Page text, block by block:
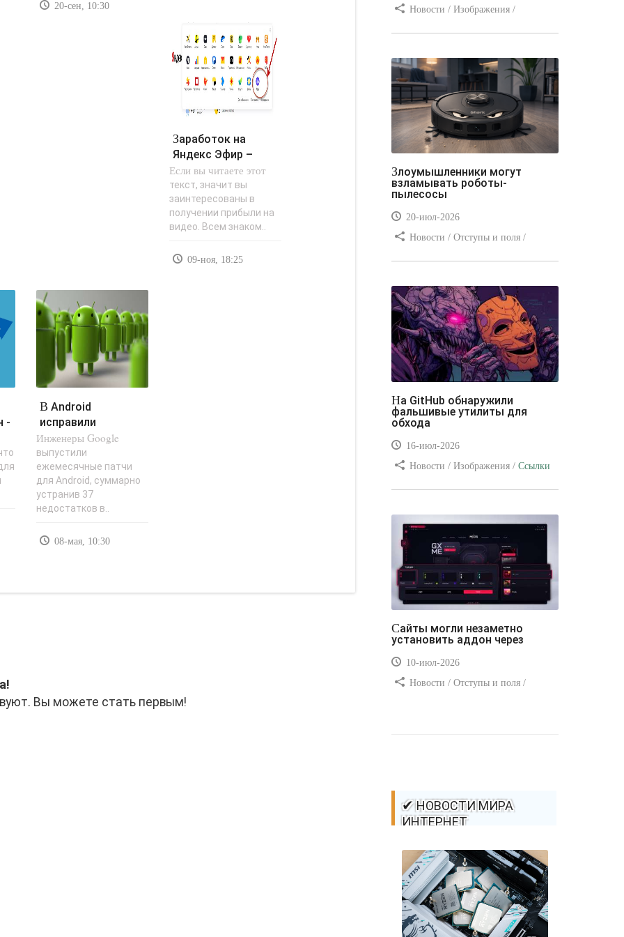
20-сен, 10:30
Заработок на
Яндекс Эфир –
реальные отзывы
- «Заработок в..
Если вы читаете этот
текст, значит вы
заинтересованы в
получении прибыли на
видео. Всем знаком..
09-ноя, 18:25
-
В Android
исправили
уязвимость,
находящуюся под
атаками -..
Инженеры Google
выпустили
ежемесячные патчи
для Android, суммарно
устранив 37
недостатков в..
08-мая, 10:30
Вы можете стать первым!
Новости / Изображения /
/ Вёрстка / Видео уроки
Злоумышленники могут
взламывать роботы-
пылесосы
20-июл-2026
Новости / Отступы и поля /
/ Текст / Цвет / Видео уроки
На GitHub обнаружили
фальшивые утилиты для
обхода
16-июл-2026
Новости / Изображения / Ссылки
Сайты могли незаметно
установить аддон через
10-июл-2026
Новости / Отступы и поля /
✔ НОВОСТИ МИРА
ИНТЕРНЕТ